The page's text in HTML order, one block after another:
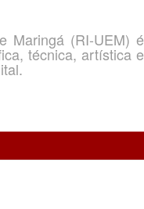
Maringá (RI-UEM) é
técnica, artística e